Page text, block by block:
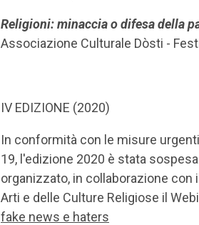
Religioni: minaccia o difesa della
Associazione Culturale Dòsti -
IV EDIZIONE (2020)
In conformità con le misure
19, l'edizione 2020 è stata
organizzato, in collaborazione con
Arti e delle Culture Religiose il
fake news e haters